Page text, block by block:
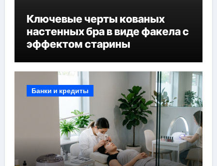
Ключевые черты кованых
настенных бра в виде факела с
эффектом старины
Банки и кредиты